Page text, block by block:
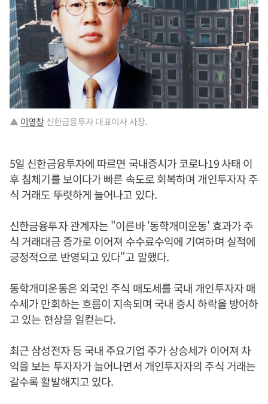
▲ 이영창신한금융투자 대표이사 사장.
5일 신한금융투자에 따르면 국내증시가 코로나19 사태 이
후 침체기를 보이다가 빠른 속도로 회복하며 개인투자자 주
식 거래도 뚜렷하게 늘어나고 있다.
신한금융투자 관계자는 "이른바 '동학개미운동' 효과가 주
식 거래대금 증가로 이어져 수수료수익에 기여하며 실적에
긍정적으로 반영되고 있다"고 말했다.
동학개미운동은 외국인 주식 매도세를 국내 개인투자자 매
수세가 만회하는 흐름이 지속되며 국내 증시 하락을 방어하
고 있는 현상을 일컫는다.
최근 삼성전자 등 국내 주요기업 주가 상승세가 이어져 차
익을 보는 투자자가 늘어나면서 개인투자자의 주식 거래는
갈수록 활발해지고 있다.